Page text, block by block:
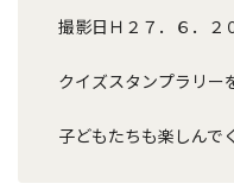
撮影日Ｈ２７．６．２
クイズスタンプラリー
子どもたちも楽しんで